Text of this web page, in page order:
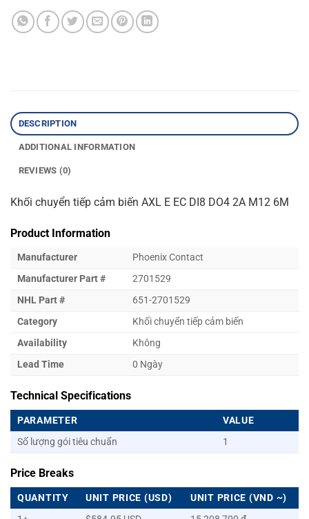
DESCRIPTION
ADDITIONAL INFORMATION
REVIEWS (0)
Khối chuyển tiếp cảm biến AXL E EC DI8 DO4 2A M12 6M
Product Information
Manufacturer
Phoenix Contact
Manufacturer Part #
2701529
NHL Part #
651-2701529
Category
Khối chuyển tiếp cảm biến
Availability
Không
Lead Time
0 Ngày
Technical Specifications
PARAMETER
VALUE
Số lượng gói tiêu chuẩn
1
Price Breaks
QUANTITY UNIT PRICE (USD)
UNIT PRICE (VND ~)